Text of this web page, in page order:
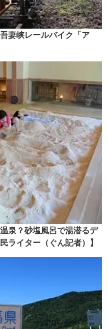
妻峡レールバイク「ア
泉？砂塩風呂で湯潜るデ
ライター（ぐん記者）】